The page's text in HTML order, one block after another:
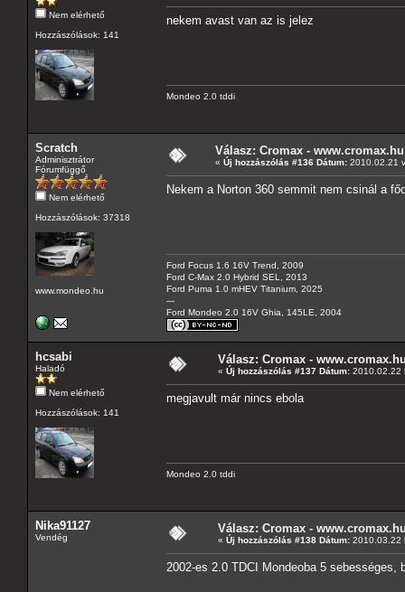
Nem elérhető
Hozzászólások: 141
nekem avast van az is jelez
Mondeo 2.0 tddi
Scratch
Adminisztrátor
Fórumfüggő
Nem elérhető
Hozzászólások: 37318
www.mondeo.hu
Válasz: Cromax - www.cromax.hu
« Új hozzászólás #136 Dátum: 2010.02.21
Nekem a Norton 360 semmit nem csinál a
Ford Focus 1.6 16V Trend, 2009
Ford C-Max 2.0 Hybrid SEL, 2013
Ford Puma 1.0 mHEV Titanium, 2025
---
Ford Mondeo 2.0 16V Ghia, 145LE, 2004
hcsabi
Haladó
Nem elérhető
Hozzászólások: 141
Válasz: Cromax -
« Új hozzászólás #137 Dátum: 2010.02.22
megjavult már nincs ebola
Mondeo 2.0 tddi
Nika91127
Vendég
Válasz: Cromax -
« Új hozzászólás #138 Dátum: 2010.03.22
2002-es 2.0 TDCI Mondeoba 5 sebességes,